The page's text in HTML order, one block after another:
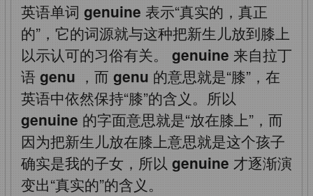
英语单词 genuine 表示“真实的，真正
的”，它的词源就与这种把新生儿放到膝上
以示认可的习俗有关。 genuine 来自拉丁
语 genu ，而 genu 的意思就是“膝”，在
英语中依然保持“膝”的含义。所以
genuine 的字面意思就是“放在膝上”，而
因为把新生儿放在膝上意思就是这个孩子
确实是我的子女，所以 genuine 才逐渐演
变出“真实的”的含义。